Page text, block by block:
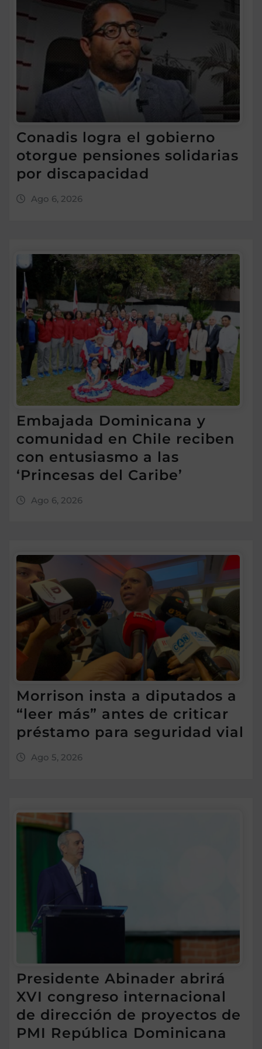
Conadis logra el gobierno
otorgue pensiones solidarias
por discapacidad
Ago 6, 2026
Embajada Dominicana y
comunidad en Chile reciben
con entusiasmo a las
‘Princesas del Caribe’
Ago 6, 2026
Morrison insta a diputados a
“leer más” antes de criticar
préstamo para seguridad vial
Ago 5, 2026
Presidente Abinader abrirá
XVI congreso internacional
de dirección de proyectos de
PMI República Dominicana